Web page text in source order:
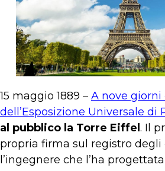
15 maggio 1889 – A nove giorni
dell’Esposizione Universale di
al pubblico la Torre Eiffel . Il
propria firma sul registro degli
l’ingegnere che l’ha